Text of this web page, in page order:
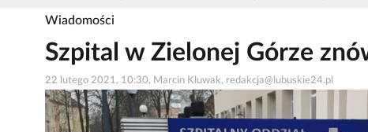
Wiadomości
Szpital w Zielonej Górze
22 lutego 2021, 10:30, Marcin Kluwak, redakcja@lubuskie24.pl